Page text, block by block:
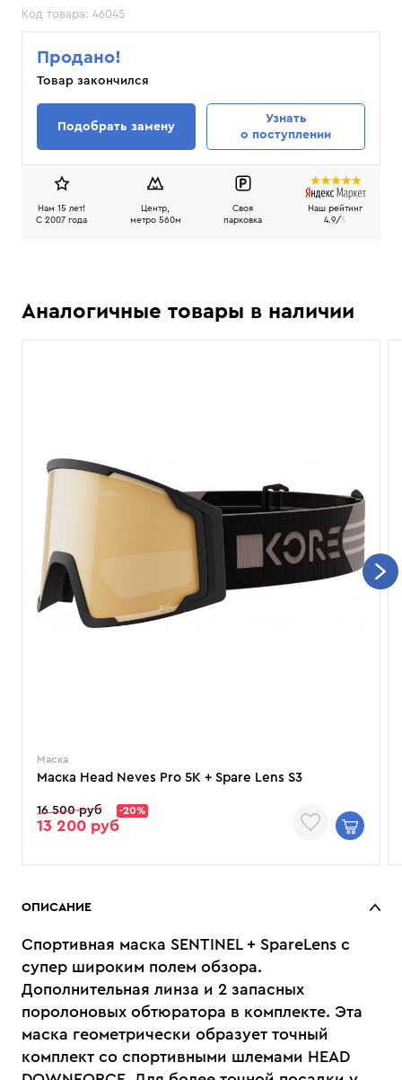
Код товара: 46045
Продано!
Товар закончился
Подобрать замену
Узнать
о поступлении
Нам 15 лет!
C 2007 года
Центр,
метро 560м
Своя
парковка
Наш рейтинг
4.9/5
Аналогичные товары в наличии
Маска
Маска Head Neves Pro 5K + Spare Lens S3
16 500 руб -20%
13 200 руб
ОПИСАНИЕ
Спортивная маска SENTINEL + SpareLens с
супер широким полем обзора.
Дополнительная линза и 2 запасных
поролоновых обтюратора в комплекте. Эта
маска геометрически образует точный
комплект со спортивными шлемами HEAD